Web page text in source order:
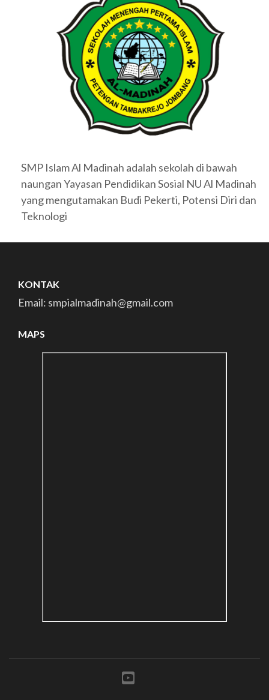
SMP Islam Al Madinah adalah sekolah di bawah
naungan Yayasan Pendidikan Sosial NU Al Madinah
yang mengutamakan Budi Pekerti, Potensi Diri dan
Teknologi
KONTAK
Email: smpialmadinah@gmail.com
MAPS